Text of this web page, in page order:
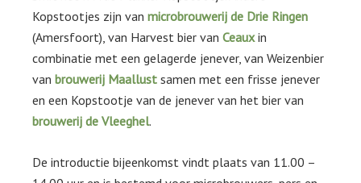
Kopstootjes zijn van microbrouwerij de Drie Ringen
(Amersfoort), van Harvest bier van Ceauxin
combinatie met een gelagerde jenever, van Weizenbier
van brouwerij Maallust samen met een frisse jenever
en een Kopstootje van de jenever van het bier van
brouwerij de Vleeghel.
De introductie bijeenkomst vindt plaats van 11.00 –